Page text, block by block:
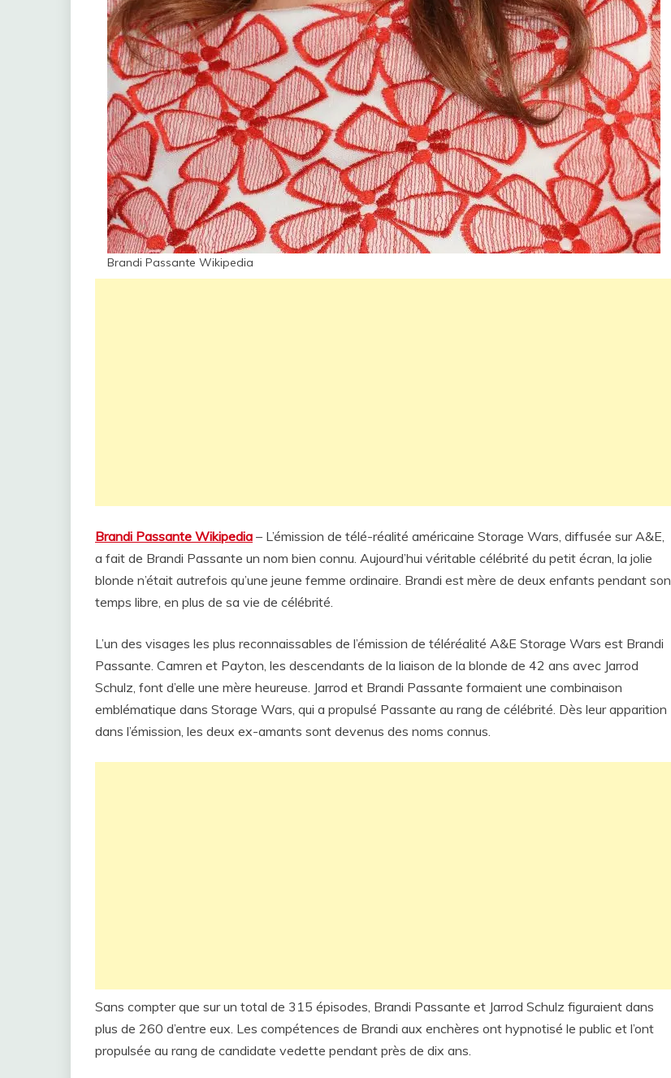
Brandi Passante Wikipedia
Brandi Passante Wikipedia – L’émission de télé-réalité américaine Storage Wars, diffusée sur A&E,
a fait de Brandi Passante un nom bien connu. Aujourd’hui véritable célébrité du petit écran, la jolie
blonde n’était autrefois qu’une jeune femme ordinaire. Brandi est mère de deux enfants pendant son
temps libre, en plus de sa vie de célébrité.
L’un des visages les plus reconnaissables de l’émission de téléréalité A&E Storage Wars est Brandi
Passante. Camren et Payton, les descendants de la liaison de la blonde de 42 ans avec Jarrod
Schulz, font d’elle une mère heureuse. Jarrod et Brandi Passante formaient une combinaison
emblématique dans Storage Wars, qui a propulsé Passante au rang de célébrité. Dès leur apparition
dans l’émission, les deux ex-amants sont devenus des noms connus.
Sans compter que sur un total de 315 épisodes, Brandi Passante et Jarrod Schulz figuraient dans
plus de 260 d’entre eux. Les compétences de Brandi aux enchères ont hypnotisé le public et l’ont
propulsée au rang de candidate vedette pendant près de dix ans.